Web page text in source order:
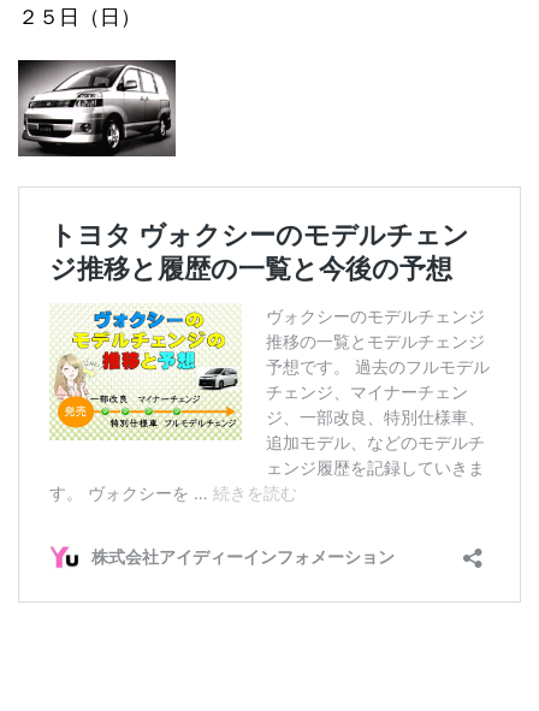
２５日（日）